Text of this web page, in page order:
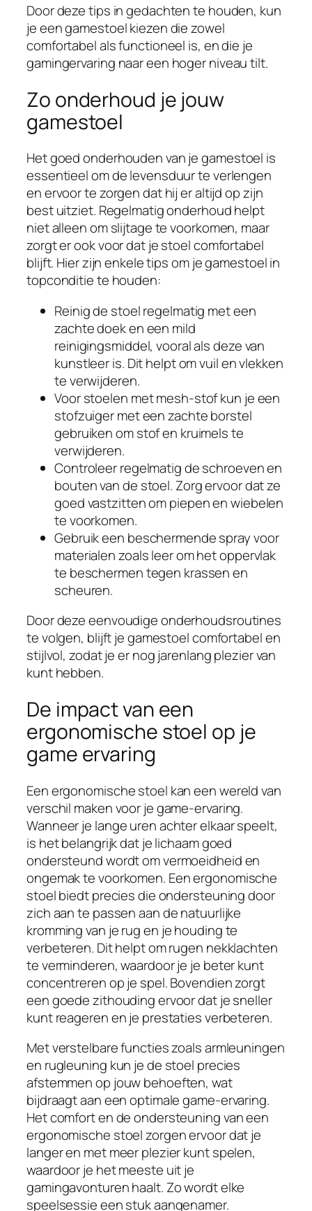
Door deze tips in gedachten te houden, kun
je een gamestoel kiezen die zowel
comfortabel als functioneel is, en die je
gamingervaring naar een hoger niveau tilt.
Zo onderhoud je jouw
gamestoel
Het goed onderhouden van je gamestoel is
essentieel om de levensduur te verlengen
en ervoor te zorgen dat hij er altijd op zijn
best uitziet. Regelmatig onderhoud helpt
niet alleen om slijtage te voorkomen, maar
zorgt er ook voor dat je stoel comfortabel
blijft. Hier zijn enkele tips om je gamestoel in
topconditie te houden:
Reinig de stoel regelmatig met een
zachte doek en een mild
reinigingsmiddel, vooral als deze van
kunstleer is. Dit helpt om vuil en vlekken
te verwijderen.
Voor stoelen met mesh-stof kun je een
stofzuiger met een zachte borstel
gebruiken om stof en kruimels te
verwijderen.
Controleer regelmatig de schroeven en
bouten van de stoel. Zorg ervoor dat ze
goed vastzitten om piepen en wiebelen
te voorkomen.
Gebruik een beschermende spray voor
materialen zoals leer om het oppervlak
te beschermen tegen krassen en
scheuren.
Door deze eenvoudige onderhoudsroutines
te volgen, blijft je gamestoel comfortabel en
stijlvol, zodat je er nog jarenlang plezier van
kunt hebben.
De impact van een
ergonomische stoel op je
game ervaring
Een ergonomische stoel kan een wereld van
verschil maken voor je game-ervaring.
Wanneer je lange uren achter elkaar speelt,
is het belangrijk dat je lichaam goed
ondersteund wordt om vermoeidheid en
ongemak te voorkomen. Een ergonomische
stoel biedt precies die ondersteuning door
zich aan te passen aan de natuurlijke
kromming van je rug en je houding te
verbeteren. Dit helpt om rugen nekklachten
te verminderen, waardoor je je beter kunt
concentreren op je spel. Bovendien zorgt
een goede zithouding ervoor dat je sneller
kunt reageren en je prestaties verbeteren.
Met verstelbare functies zoals armleuningen
en rugleuning kun je de stoel precies
afstemmen op jouw behoeften, wat
bijdraagt aan een optimale game-ervaring.
Het comfort en de ondersteuning van een
ergonomische stoel zorgen ervoor dat je
langer en met meer plezier kunt spelen,
waardoor je het meeste uit je
gamingavonturen haalt. Zo wordt elke
speelsessie een stuk aangenamer.